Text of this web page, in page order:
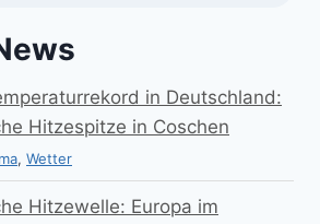
in Deutschland:
Hitzespitze in Coschen
, Wetter
Hitzewelle: Europa im